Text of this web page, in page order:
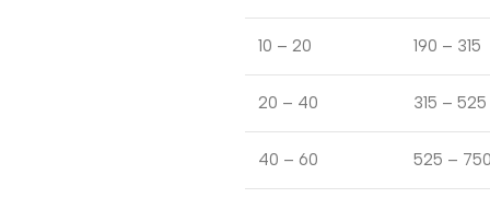
10 – 20 190 – 315
20 – 40 315 – 525
40 – 60 525 –